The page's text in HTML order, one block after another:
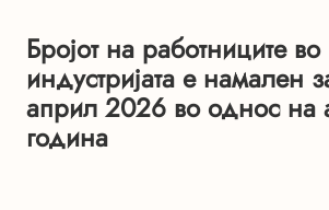
Бројот на работниците во
индустријата е намален
април 2026 во однос на
година